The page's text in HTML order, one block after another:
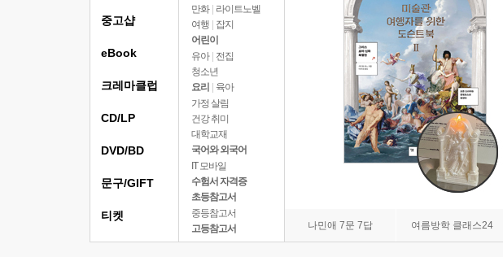
만화 | 라이트노벨
여행
잡지
어린이
유아 | 전집
청소년
요리
육아
가정 살림
건강 취미
대학교재
국어와 외국어
IT 모바일
수험서 자격증
초등참고서
중등참고서
고등참고서
나민애 7문 7답 여름방학 클래스24
중고샵
eBook
크레마클럽
CD/LP
DVD/BD
문구/GIFT
티켓